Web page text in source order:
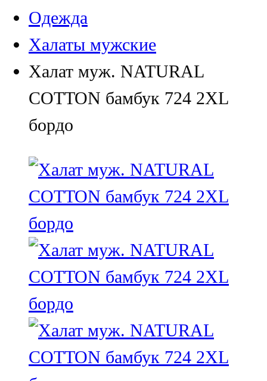
Одежда
Халаты мужские
Халат муж. NATURAL
COTTON бамбук 724 2XL
бордо